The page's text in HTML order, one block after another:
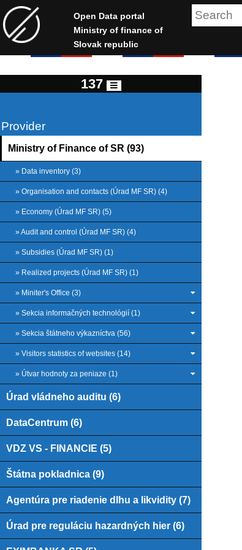
Open Data portal
Ministry of finance of
Slovak republic
137
Provider
Ministry of Finance of SR (93)
» Data inventory (3)
» Organisation and contacts (Úrad MF SR) (4)
» Economy (Úrad MF SR) (5)
» Audit and control (Úrad MF SR) (4)
» Subsidies (Úrad MF SR) (1)
» Realized projects (Úrad MF SR) (1)
» Miniter's Office (3)
» Sekcia informačných technológií (1)
» Sekcia štátneho výkazníctva (56)
» Visitors statistics of websites (14)
» Útvar hodnoty za peniaze (1)
Úrad vládneho auditu (6)
DataCentrum (6)
VDZ VS - FINANCIE (5)
Štátna pokladnica (9)
Agentúra pre riadenie dlhu a likvidity (7)
Úrad pre reguláciu hazardných hier (6)